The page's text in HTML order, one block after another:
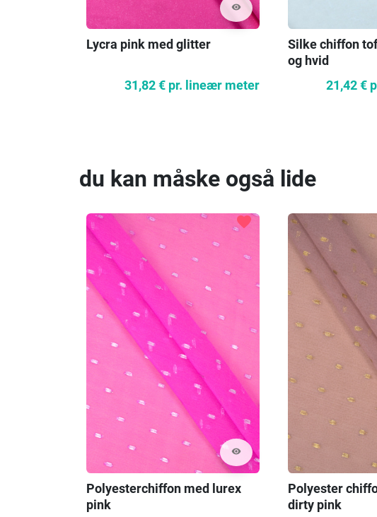
visibility
Lycra pink med glitter
31,82 € pr. lineær meter
Silke chiffon
og hvid
21,42 €
du kan måske også lide
visibility
favorite
Polyesterchiffon med lurex
pink
Polyester
dirty pink